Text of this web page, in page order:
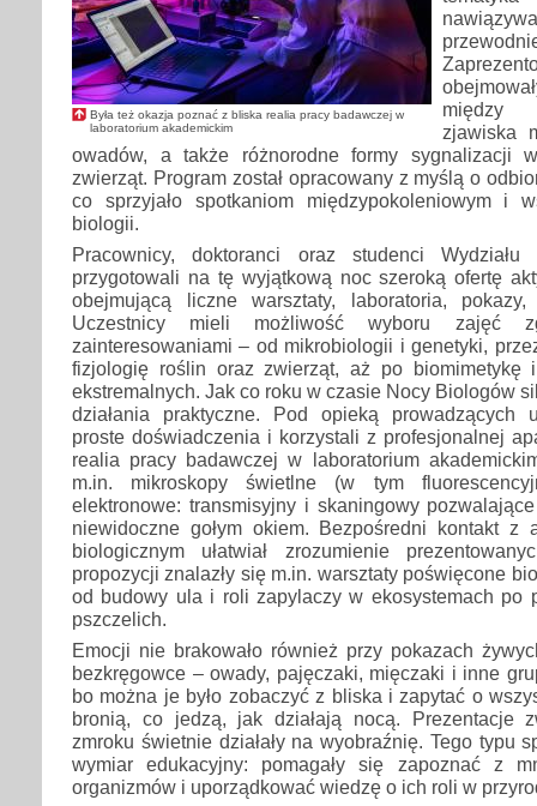
Była też okazja poznać z bliska realia pracy badawczej w
laboratorium akademickim
między
zjawiska
owadów, a także różnorodne formy sygnalizacji
zwierząt. Program został opracowany z myślą o
co sprzyjało spotkaniom międzypokoleniowym i
biologii.
Pracownicy, doktoranci oraz studenci Wydziału
przygotowali na tę wyjątkową noc szeroką ofertę
obejmującą liczne warsztaty, laboratoria,
Uczestnicy mieli możliwość wyboru zajęć
zainteresowaniami – od mikrobiologii i genetyki,
fizjologię roślin oraz zwierząt, aż po biomimetykę
ekstremalnych. Jak co roku w czasie Nocy Biologów
działania praktyczne. Pod opieką prowadzących
proste doświadczenia i korzystali z profesjonalnej
realia pracy badawczej w laboratorium
m.in. mikroskopy świetlne (w tym
elektronowe: transmisyjny i skaningowy
niewidoczne gołym okiem. Bezpośredni kontakt z
biologicznym ułatwiał zrozumienie
propozycji znalazły się m.in. warsztaty poświęcone
od budowy ula i roli zapylaczy w ekosystemach po
pszczelich.
Emocji nie brakowało również przy pokazach
bezkręgowce – owady, pajęczaki, mięczaki i inne
bo można je było zobaczyć z bliska i zapytać o
bronią, co jedzą, jak działają nocą. Prezentacje
zmroku świetnie działały na wyobraźnię. Tego typu
wymiar edukacyjny: pomagały się zapoznać z
organizmów i uporządkować wiedzę o ich roli w